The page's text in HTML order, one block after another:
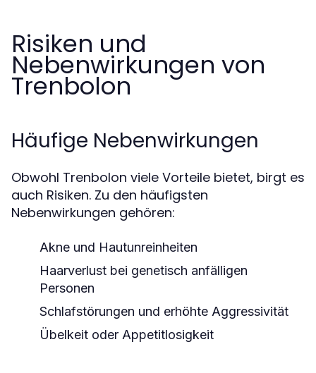
Risiken und
Nebenwirkungen von
Trenbolon
Häufige Nebenwirkungen
Obwohl Trenbolon viele Vorteile bietet, birgt es
auch Risiken. Zu den häufigsten
Nebenwirkungen gehören:
Akne und Hautunreinheiten
Haarverlust bei genetisch anfälligen
Personen
Schlafstörungen und erhöhte Aggressivität
Übelkeit oder Appetitlosigkeit